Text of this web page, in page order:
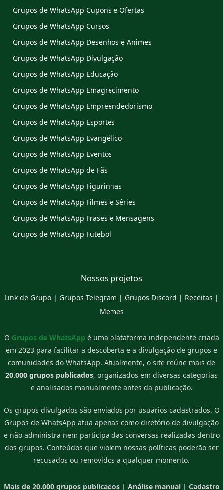
Grupos de WhatsApp Cupons e Ofertas
Grupos de WhatsApp Cursos
Grupos de WhatsApp Desenhos e Animes
Grupos de WhatsApp Divulgação
Grupos de WhatsApp Educação
Grupos de WhatsApp Emagrecimento
Grupos de WhatsApp Empreendedorismo
Grupos de WhatsApp Esportes
Grupos de WhatsApp Evangélico
Grupos de WhatsApp Eventos
Grupos de WhatsApp de Fãs
Grupos de WhatsApp Figurinhas
Grupos de WhatsApp Filmes e Séries
Grupos de WhatsApp Frases e Mensagens
Grupos de WhatsApp Futebol
Nossos projetos
Link de Grupo | Grupos Telegram | Grupos Discord | Receitas |
Memes
O Grupos de WhatsApp é uma plataforma independente criada
em 2023 para facilitar a descoberta e a divulgação de grupos e
comunidades do WhatsApp. Atualmente, o site reúne mais de
20.000 grupos publicados, organizados em diversas categorias
e analisados manualmente antes da publicação.
Os grupos divulgados são enviados por usuários cadastrados. O
Grupos de WhatsApp atua apenas como diretório de divulgação
e não administra nem participa das conversas realizadas dentro
dos grupos. Conteúdos que violem nossas políticas poderão ser
recusados ou removidos a qualquer momento.
Mais de 20.000 grupos publicados| Análise manual| Cadastro